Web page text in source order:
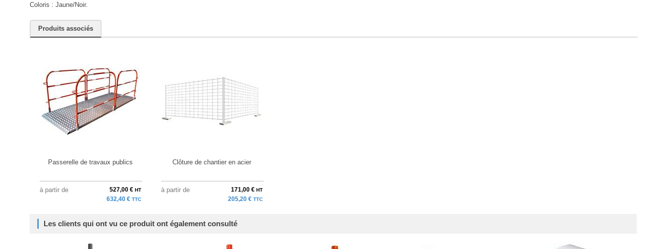
Coloris : Jaune/Noir.
Produits associés
Passerelle de travaux publics
à partir de 527,00 € HT
632,40 € TTC
Clôture de chantier en acier
à partir de 171,00 € HT
205,20 € TTC
Les clients qui ont vu ce produit ont également consulté